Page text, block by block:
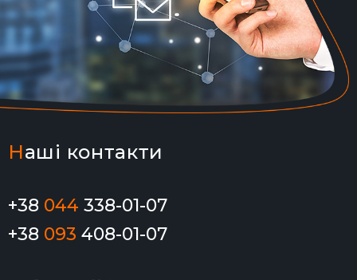
Наші контакти
+38 044 338-01-07
+38 093 408-01-07